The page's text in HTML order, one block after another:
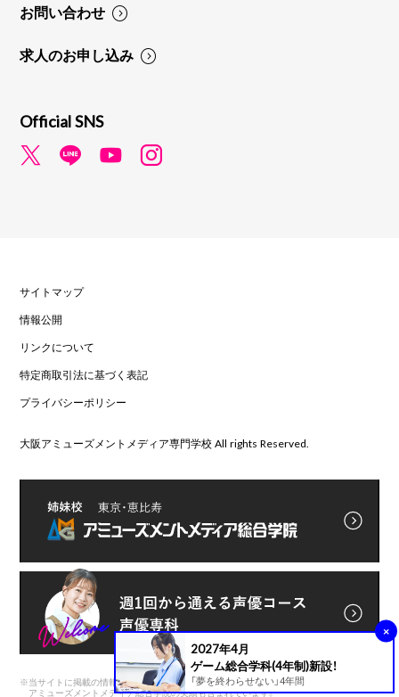
2027年4月
ゲーム総合学科(4年制)新設！
「夢を終わらせない」4年間
×
お問い合わせ
求人のお申し込み
Official SNS
サイトマップ
情報公開
リンクについて
特定商取引法に基づく表記
プライバシーポリシー
大阪アミューズメントメディア専門学校 All rights Reserved.
※当サイトに掲載の情報は前身である
アミューズメントメディア総合学院の実績も含まれています。